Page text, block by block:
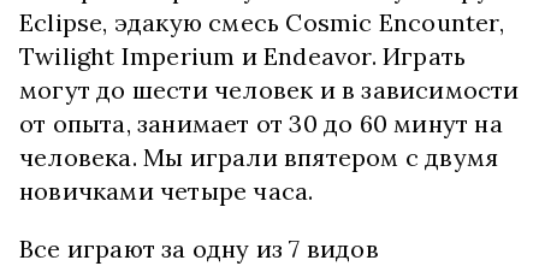
Eclipse, эдакую смесь Cosmic Encounter,
Twilight Imperium и Endeavor. Играть
могут до шести человек и в зависимости
от опыта, занимает от 30 до 60 минут на
человека. Мы играли впятером с двумя
новичками четыре часа.
Все играют за одну из 7 видов